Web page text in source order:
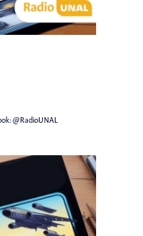
@RadioUNAL